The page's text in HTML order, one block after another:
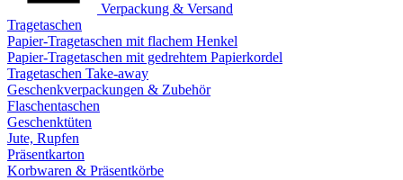
Verpackung & Versand
Tragetaschen
Papier-Tragetaschen mit flachem Henkel
Papier-Tragetaschen mit gedrehtem Papierkordel
Tragetaschen Take-away
Geschenkverpackungen & Zubehör
Flaschentaschen
Geschenktüten
Jute, Rupfen
Präsentkarton
Korbwaren & Präsentkörbe